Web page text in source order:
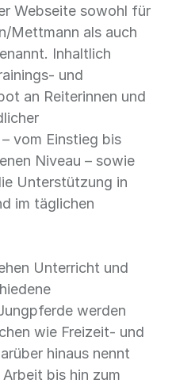
Webseite sowohl für
Mettmann als auch
Inhaltlich
und
an Reiterinnen und
vom Einstieg bis
Niveau – sowie
Unterstützung in
im täglichen
Unterricht und
werden
wie Freizeit- und
hinaus nennt
bis hin zum